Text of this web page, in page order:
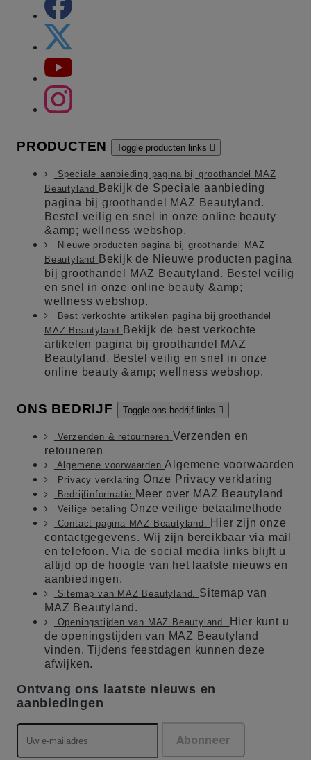
PRODUCTEN Toggle producten links 
Speciale aanbieding pagina bij groothandel MAZ
Beautyland
Bekijk de Speciale aanbieding
pagina bij groothandel MAZ Beautyland.
Bestel veilig en snel in onze online beauty
&amp; wellness webshop.
Nieuwe producten pagina bij groothandel MAZ
Beautyland
Bekijk de Nieuwe producten pagina
bij groothandel MAZ Beautyland. Bestel veilig
en snel in onze online beauty &amp;
wellness webshop.
Best verkochte artikelen pagina bij groothandel
MAZ Beautyland
Bekijk de best verkochte
artikelen pagina bij groothandel MAZ
Beautyland. Bestel veilig en snel in onze
online beauty &amp; wellness webshop.
ONS BEDRIJF Toggle ons bedrijf links 
Verzenden & retourneren Verzenden en
retouneren
Algemene voorwaardenAlgemene voorwaarden
Privacy verklaring Onze Privacy verklaring
Bedrijfinformatie Meer over MAZ Beautyland
Veilige betaling Onze veilige betaalmethode
Contact pagina MAZ Beautyland.
Hier zijn onze
contactgegevens. Wij zijn bereikbaar via mail
en telefoon. Via de social media links blijft u
altijd op de hoogte van het laatste nieuws en
aanbiedingen.
Sitemap van MAZ Beautyland. Sitemap van
MAZ Beautyland.
Openingstijden van MAZ Beautyland.
Hier kunt u
de openingstijden van MAZ Beautyland
vinden. Tijdens feestdagen kunnen deze
afwijken.
Ontvang ons laatste nieuws en
aanbiedingen